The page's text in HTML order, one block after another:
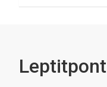
Leptitpont